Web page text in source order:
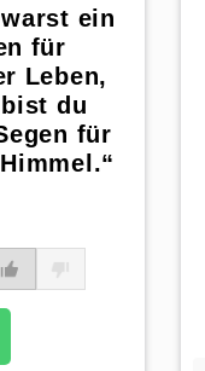
warst ein
für
Leben,
du
für